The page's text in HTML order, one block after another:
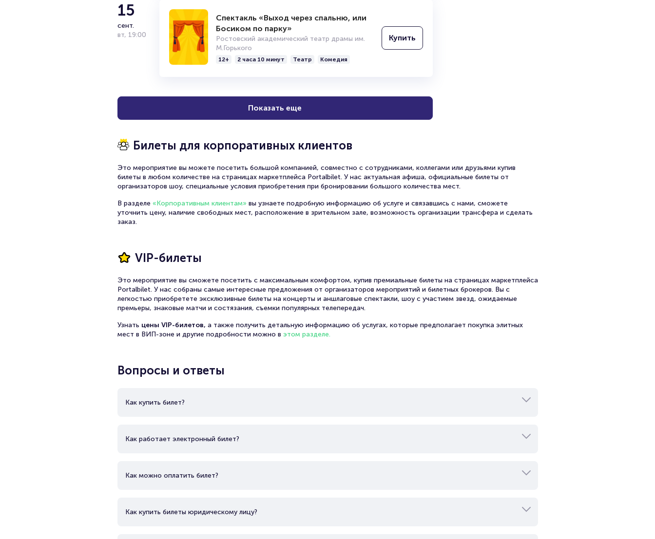
15
сент.
вт, 19:00
Спектакль «Выход через спальню, или
Босиком по парку»
Ростовский академический театр драмы им.
М.Горького
12+ 2 часа 10 минут Театр Комедия
Купить
Показать еще
Билеты для корпоративных клиентов
Это мероприятие вы можете посетить большой компанией, совместно с сотрудниками, коллегами или друзьями купив
билеты в любом количестве на страницах маркетплейса Portalbilet. У нас актуальная афиша, официальные билеты от
организаторов шоу, специальные условия приобретения при бронировании большого количества мест.
В разделе «Корпоративным клиентам» вы узнаете подробную информацию об услуге и связавшись с нами, сможете
уточнить цену, наличие свободных мест, расположение в зрительном зале, возможность организации трансфера и сделать
заказ.
VIP-билеты
Это мероприятие вы сможете посетить с максимальным комфортом, купив премиальные билеты на страницах маркетплейса
Portalbilet. У нас собраны самые интересные предложения от организаторов мероприятий и билетных брокеров. Вы с
легкостью приобретете эксклюзивные билеты на концерты и аншлаговые спектакли, шоу с участием звезд, ожидаемые
премьеры, знаковые матчи и состязания, съемки популярных телепередач.
Узнать цены VIP-билетов, а также получить детальную информацию об услугах, которые предполагает покупка элитных
мест в ВИП-зоне и другие подробности можно в этом разделе.
Вопросы и ответы
Как купить билет?
Как работает электронный билет?
Как можно оплатить билет?
Как купить билеты юридическому лицу?